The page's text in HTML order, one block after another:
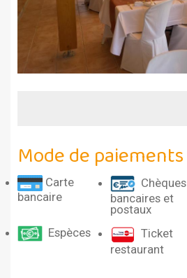
Mode de paiements
Carte
bancaire
Chèques
bancaires et
postaux
Espèces
Ticket
restaurant